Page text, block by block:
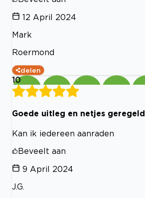
12 April 2024
Mark
Roermond
delen
10
Goede uitleg en netjes geregeld
Kan ik iedereen aanraden
Beveelt aan
9 April 2024
J.G.